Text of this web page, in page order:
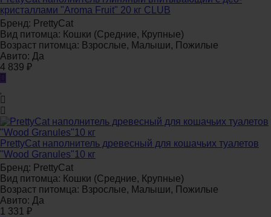
кристаллами "Aroma Fruit" 20 кг CLUB
Бренд: PrettyCat
Вид питомца: Кошки (Средние, Крупные)
Возраст питомца: Взрослые, Малыши, Пожилые
Авито: Да
4 839 ₽
PrettyCat наполнитель древесный для кошачьих туалетов
"Wood Granules"10 кг
Бренд: PrettyCat
Вид питомца: Кошки (Средние, Крупные)
Возраст питомца: Взрослые, Малыши, Пожилые
Авито: Да
1 331 ₽